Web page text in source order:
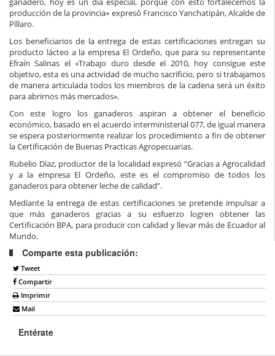
producción de la provincia» expresó Francisco Yanchatipán, Alcalde de
Píllaro.
Los beneficiarios de la entrega de estas certificaciones entregan su
producto lácteo a la empresa El Ordeño, que para su representante
Efraín Salinas el «Trabajo duro desde el 2010, hoy consigue este
objetivo, esta es una actividad de mucho sacrificio, pero si trabajamos
de manera articulada todos los miembros de la cadena será un éxito
para abrirnos más mercados».
Con este logro los ganaderos aspiran a obtener el beneficio
económico, basado en el acuerdo interministerial 077, de igual manera
se espera posteriormente realizar los procedimiento a fin de obtener
la Certificación de Buenas Practicas Agropecuarias.
Rubelio Díaz, productor de la localidad expresó “Gracias a Agrocalidad
y a la empresa El Ordeño, este es el compromiso de todos los
ganaderos para obtener leche de calidad”.
Mediante la entrega de estas certificaciones se pretende impulsar a
que más ganaderos gracias a su esfuerzo logren obtener las
Certificación BPA, para producir con calidad y llevar más de Ecuador al
Mundo.
Comparte esta publicación:
Tweet
Compartir
Imprimir
Mail
Entérate